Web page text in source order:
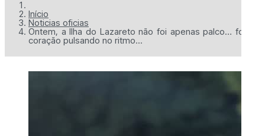
Início
Noticias oficias
Ontem, a Ilha do Lazareto não foi apenas palco… foi
coração pulsando no ritmo...